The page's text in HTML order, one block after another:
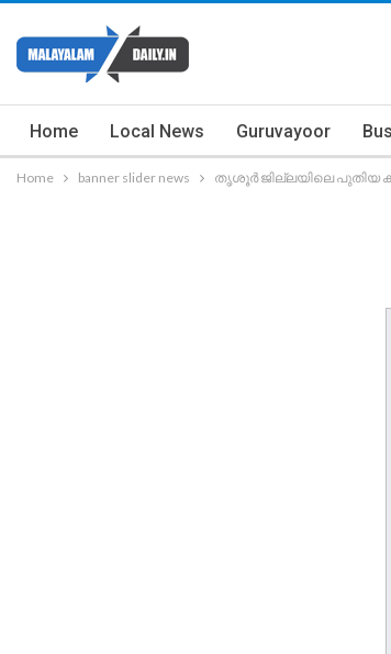
Home Local News Guruvayoor
Home banner slider news തൃശൂര്‍ ജില്ലയിലെ